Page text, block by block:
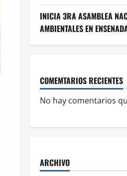
INICIA 3RA ASAMBLEA
AMBIENTALES EN
COMEMTARIOS RECIENTES
No hay comentarios
ARCHIVO